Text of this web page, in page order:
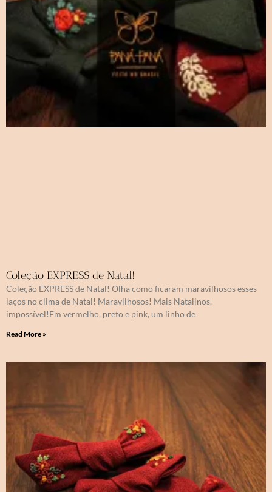
Coleção EXPRESS de Natal!
Coleção EXPRESS de Natal! Olha como ficaram maravilhosos esses
laços no clima de Natal! Maravilhosos! Mais Natalinos,
impossível!Em vermelho, preto e pink, um linho de
Read More »